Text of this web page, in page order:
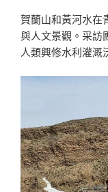
賀蘭山和黃河水在
與人文景觀。采訪
人類興修水利灌溉